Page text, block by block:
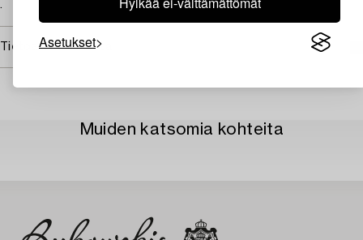
Asetukset
.
Tietoa ostamisesta
Muiden katsomia kohteita